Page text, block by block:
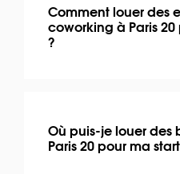
Comment louer des
coworking à Paris
?
Où puis-je louer des
Paris 20 pour ma